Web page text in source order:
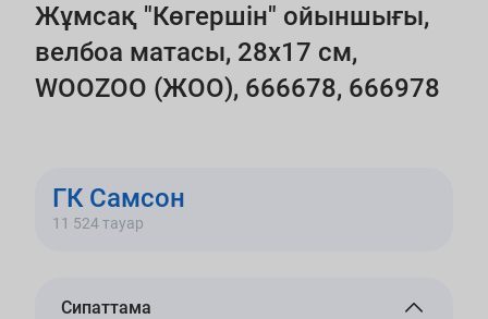
Жұмсақ "Көгершін" ойыншығы,
велбоа матасы, 28х17 см,
WOOZOO (ЖОО), 666678, 666978
ГК Самсон
11 524 тауар
Сипаттама